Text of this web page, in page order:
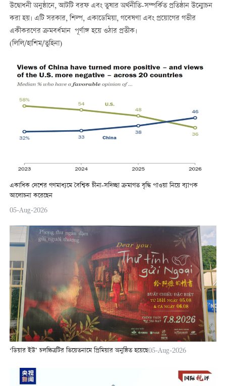
উদ্বোধনী অনুষ্ঠানে, আটটি বরফ এবং তুষার অর্থনীতি-সম্পর্কিত প্রতিষ্ঠান উন্মোচন
করা হয়। এটি সরকার, শিল্প, একাডেমিয়া, গবেষণা এবং প্রয়োগের গভীর
একীকরণের ক্রমবর্ধমান পূর্ণাঙ্গ হয়ে ওঠার প্রতীক।
(লিলি/হাশিম/তুহিনা)
একাধিক দেশের গণমাধ্যমে বৈশ্বিক চীনা-সদিচ্ছা ক্রমাগত বৃদ্ধি পাওয়া নিয়ে ব্যাপক
আলোচনা করেছেন
05-Aug-2026
‘ডিয়ার ইউ’ চলচ্চিত্রটির ভিয়েতনামে প্রিমিয়ার অনুষ্ঠিত হয়েছে05-Aug-2026